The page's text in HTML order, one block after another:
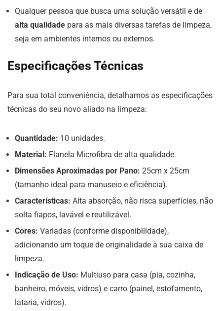
Qualquer pessoa que busca uma solução versátil e de
alta qualidade para as mais diversas tarefas de limpeza,
seja em ambientes internos ou externos.
Especificações Técnicas
Para sua total conveniência, detalhamos as especificações
técnicas do seu novo aliado na limpeza:
Quantidade: 10 unidades.
Material: Flanela Microfibra de alta qualidade.
Dimensões Aproximadas por Pano: 25cm x 25cm
(tamanho ideal para manuseio e eficiência).
Características: Alta absorção, não risca superfícies, não
solta fiapos, lavável e reutilizável.
Cores: Variadas (conforme disponibilidade),
adicionando um toque de originalidade à sua caixa de
limpeza.
Indicação de Uso: Multiuso para casa (pia, cozinha,
banheiro, móveis, vidros) e carro (painel, estofamento,
lataria, vidros).